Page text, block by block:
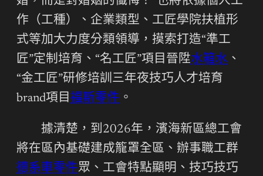
作（工種）、企業類型、工匠學院扶植形
式等加大力度分類領導，摸索打造“準工
匠”定制培育、“名工匠”項目晉陞水箱水 、
“金工匠”研修培訓三年夜技巧人才培育
brand項目 福斯零件 。
據清楚，到2026年，濱海新區總工會
將在區內基礎建成籠罩全區、辦事職工群
德系車零件眾、工會特點顯明、技巧技巧